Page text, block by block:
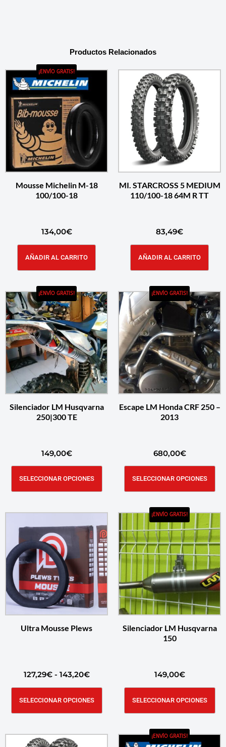
Productos Relacionados
¡ENVÍO GRATIS!
Mousse Michelin M-18
100/100-18
134,00€
AÑADIR AL CARRITO
MI. STARCROSS 5 MEDIUM
110/100-18 64M R TT
83,49€
AÑADIR AL CARRITO
¡ENVÍO GRATIS!
Silenciador LM Husqvarna
250|300 TE
149,00€
SELECCIONAR OPCIONES
¡ENVÍO GRATIS!
Escape LM Honda CRF 250 –
2013
680,00€
SELECCIONAR OPCIONES
Ultra Mousse Plews
127,29€ - 143,20€
SELECCIONAR OPCIONES
¡ENVÍO GRATIS!
Silenciador LM Husqvarna
150
149,00€
SELECCIONAR OPCIONES
¡ENVÍO GRATIS!